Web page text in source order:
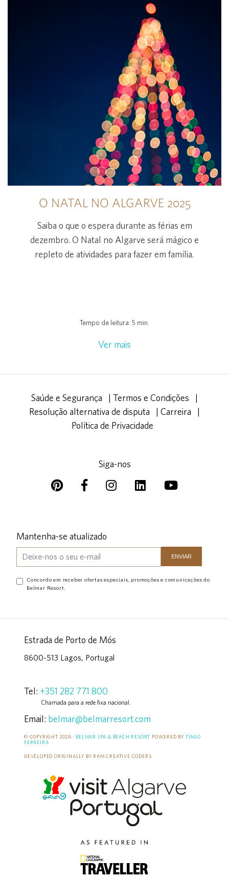
O NATAL NO ALGARVE 2025
Saiba o que o espera durante as férias em
dezembro. O Natal no Algarve será mágico e
repleto de atividades para fazer em família.
Tempo de leitura: 5 min.
Ver mais
Saúde e Segurança | Termos e Condições
|
Resolução alternativa de disputa
| Carreira
|
Política de Privacidade
Siga-nos
Mantenha-se atualizado
Concordo em receber ofertas especiais, promoções e comunicações do
Belmar Resort.
Estrada de Porto de Mós
8600-513 Lagos, Portugal
Tel: +351 282 771 800
Chamada para a rede fixa nacional.
Email: belmar@belmarresort.com
© COPYRIGHT 2026 · BELMAR SPA & BEACH RESORT POWERED BY TIAGO
FERREIRA
DEVELOPED ORIGINALLY BY RAM CREATIVE CODERS